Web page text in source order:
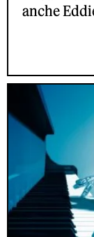
anche